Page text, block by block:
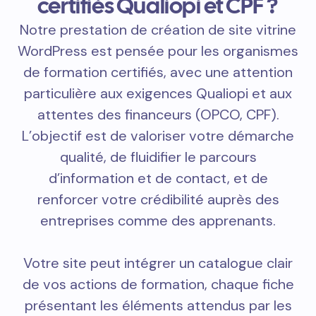
Notre prestation de création de site vitrine
WordPress est pensée pour les organismes
de formation certifiés, avec une attention
particulière aux exigences Qualiopi et aux
attentes des financeurs (OPCO, CPF).
L’objectif est de valoriser votre démarche
qualité, de fluidifier le parcours
d’information et de contact, et de
renforcer votre crédibilité auprès des
entreprises comme des apprenants.
Votre site peut intégrer un catalogue clair
de vos actions de formation, chaque fiche
présentant les éléments attendus par les